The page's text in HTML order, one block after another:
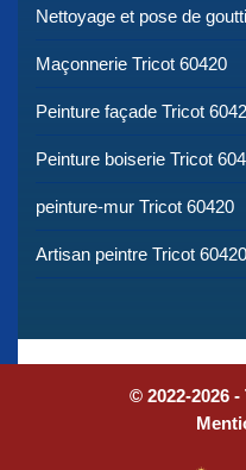
Nettoyage et pose de
Maçonnerie Tricot 60420
Peinture façade Tricot
Peinture boiserie Tricot
peinture-mur Tricot 60420
Artisan peintre Tricot 60420
© 2022-2026